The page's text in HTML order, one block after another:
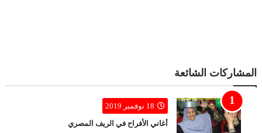
المشاركات الشائعة
18 نوفمبر 2019
أغاني الأفراح في الريف المصري